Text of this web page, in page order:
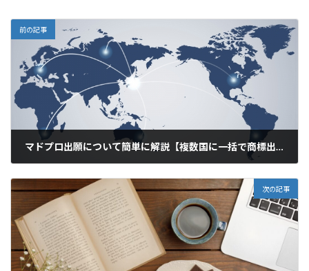
前の記事
マドプロ出願について簡単に解説【複数国に一括で商標出願できる】
次の記事